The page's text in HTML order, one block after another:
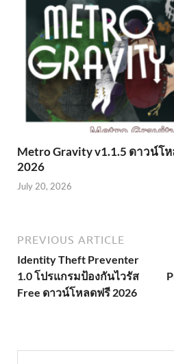
Metro Gravity v1.1.5 ดาวน์โ
2026
July 20, 2026
PREVIOUS ARTICLE
Identity Theft Preventer
1.0 โปรแกรมป้องกันไวรัส
Free ดาวน์โหลดฟรี 2026